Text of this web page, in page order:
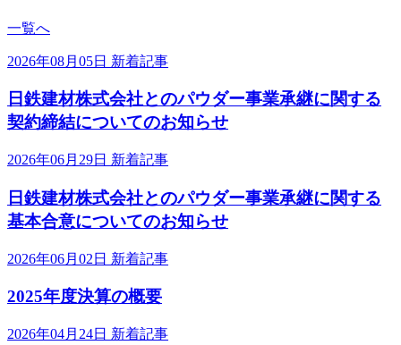
一覧へ
2026年08月05日 新着記事
日鉄建材株式会社とのパウダー事業承継に関する
契約締結についてのお知らせ
2026年06月29日 新着記事
日鉄建材株式会社とのパウダー事業承継に関する
基本合意についてのお知らせ
2026年06月02日 新着記事
2025年度決算の概要
2026年04月24日 新着記事